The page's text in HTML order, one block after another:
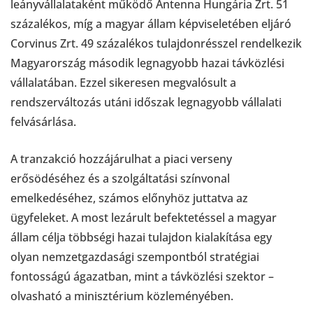
leányvállalataként működő Antenna Hungária Zrt. 51
százalékos, míg a magyar állam képviseletében eljáró
Corvinus Zrt. 49 százalékos tulajdonrésszel rendelkezik
Magyarország második legnagyobb hazai távközlési
vállalatában. Ezzel sikeresen megvalósult a
rendszerváltozás utáni időszak legnagyobb vállalati
felvásárlása.
A tranzakció hozzájárulhat a piaci verseny
erősödéséhez és a szolgáltatási színvonal
emelkedéséhez, számos előnyhöz juttatva az
ügyfeleket. A most lezárult befektetéssel a magyar
állam célja többségi hazai tulajdon kialakítása egy
olyan nemzetgazdasági szempontból stratégiai
fontosságú ágazatban, mint a távközlési szektor –
olvasható a minisztérium közleményében.